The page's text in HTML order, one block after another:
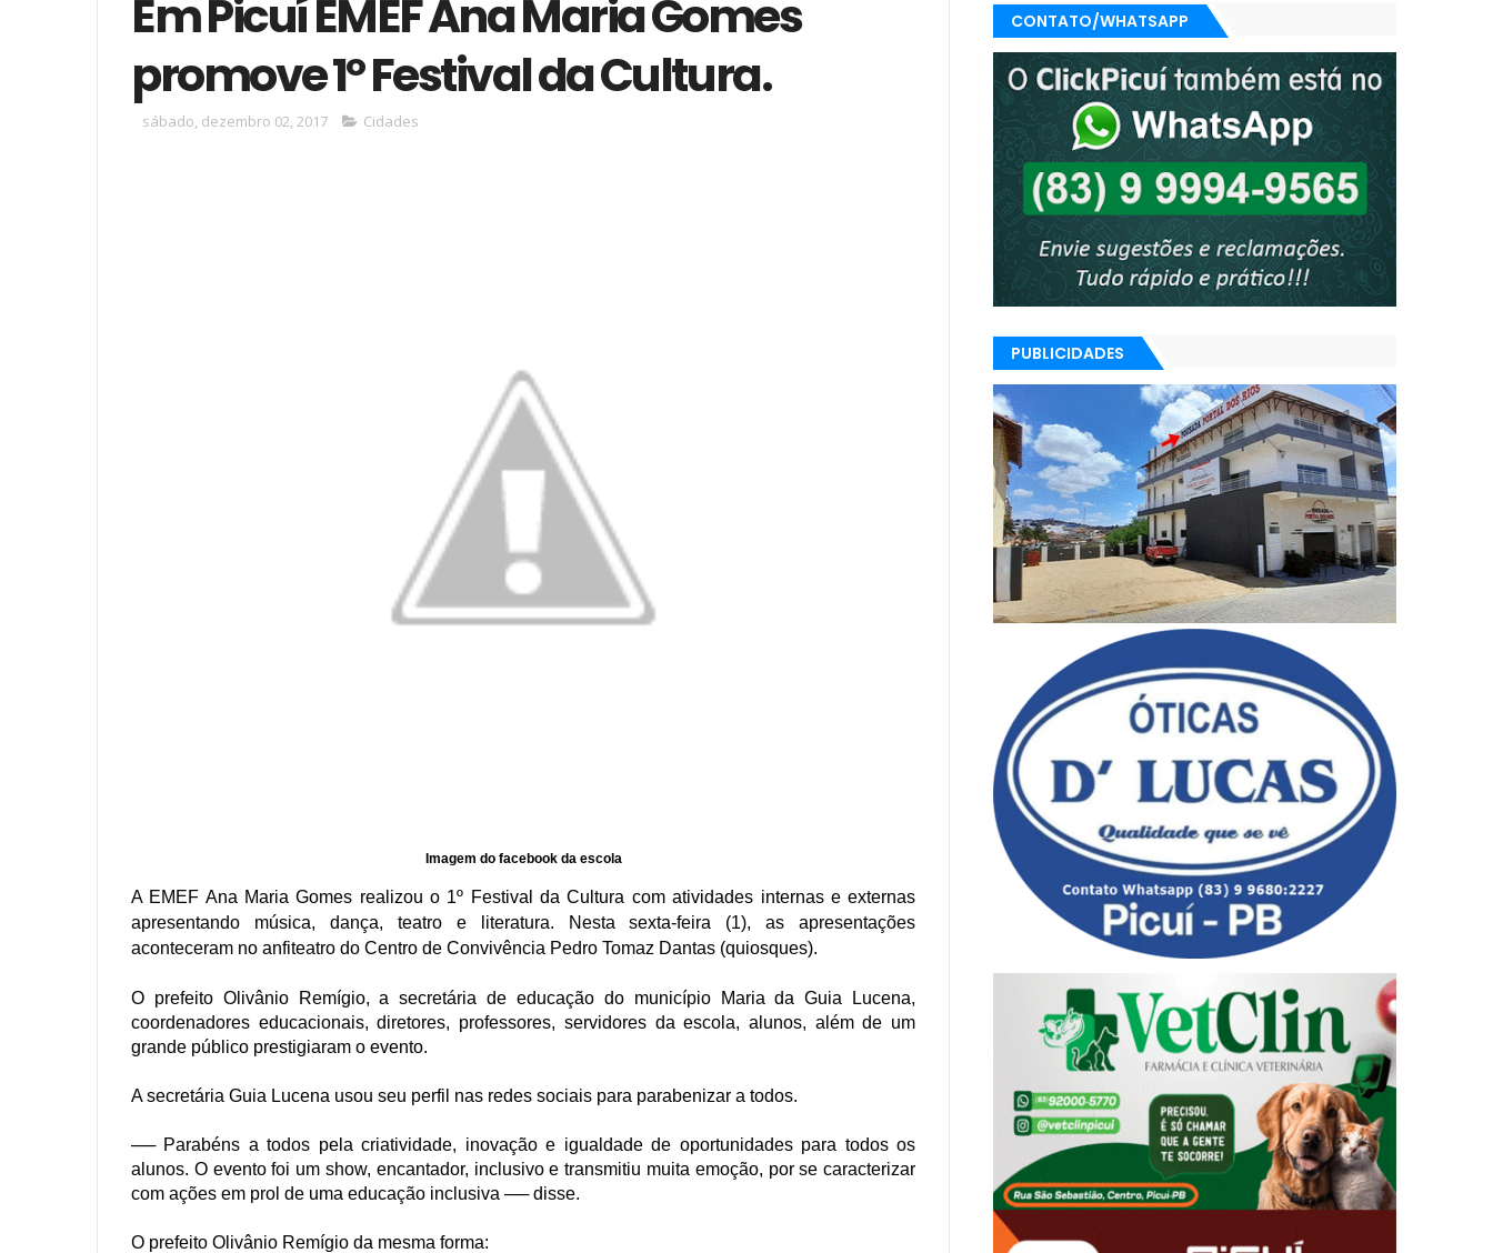
Em Picuí EMEF Ana Maria Gomes
promove 1º Festival da Cultura.
sábado, dezembro 02, 2017 Cidades
Imagem do facebook da escola
A EMEF Ana Maria Gomes realizou o 1º Festival da Cultura com atividades internas e externas
apresentando música, dança, teatro e literatura. Nesta sexta-feira (1), as apresentações
aconteceram no anfiteatro do Centro de Convivência Pedro Tomaz Dantas (quiosques).
O prefeito Olivânio Remígio, a secretária de educação do município Maria da Guia Lucena,
coordenadores educacionais, diretores, professores, servidores da escola, alunos, além de um
grande público prestigiaram o evento.
A secretária Guia Lucena usou seu perfil nas redes sociais para parabenizar a todos.
── Parabéns a todos pela criatividade, inovação e igualdade de oportunidades para todos os
alunos. O evento foi um show, encantador, inclusivo e transmitiu muita emoção, por se caracterizar
com ações em prol de uma educação inclusiva ── disse.
O prefeito Olivânio Remígio da mesma forma:
CONTATO/WHATSAPP
PUBLICIDADES